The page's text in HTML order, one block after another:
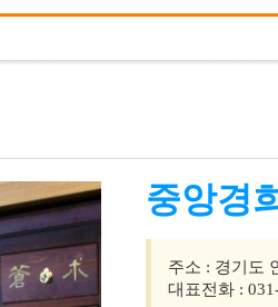
중앙경
주소 : 경기도
대표전화 :